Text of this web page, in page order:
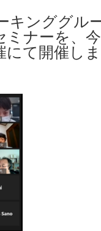
キンググル
ミナーを、
にて開催し